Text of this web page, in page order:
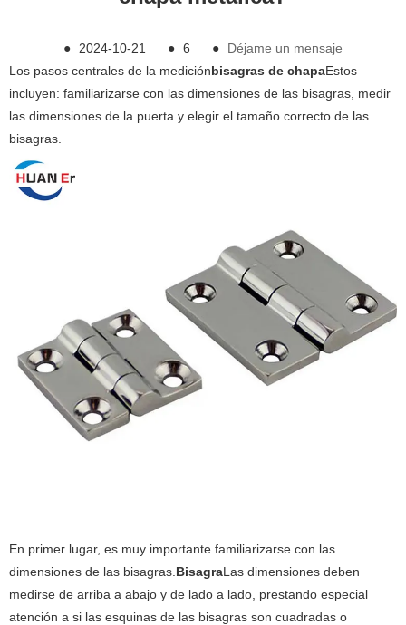
● 2024-10-21 ● 6 ●
Déjame un mensaje
Los pasos centrales de la mediciónbisagras de chapaEstos
incluyen: familiarizarse con las dimensiones de las bisagras, medir
las dimensiones de la puerta y elegir el tamaño correcto de las
bisagras. ‌
En primer lugar, es muy importante familiarizarse con las
dimensiones de las bisagras. BisagraLas dimensiones deben
medirse de arriba a abajo y de lado a lado, prestando especial
atención a si las esquinas de las bisagras son cuadradas o